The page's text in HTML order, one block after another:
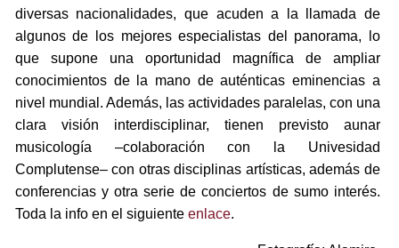
diversas nacionalidades, que acuden a la llamada de
algunos de los mejores especialistas del panorama, lo
que supone una oportunidad magnífica de ampliar
conocimientos de la mano de auténticas eminencias a
nivel mundial. Además, las actividades paralelas, con una
clara visión interdisciplinar, tienen previsto aunar
musicología –colaboración con la Univesidad
Complutense– con otras disciplinas artísticas, además de
conferencias y otra serie de conciertos de sumo interés.
Toda la info en el siguiente enlace.